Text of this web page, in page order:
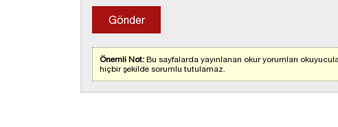
Önemli Not: Bu sayfalarda yayınlanan okur yorumları
hiçbir şekilde sorumlu tutulamaz.